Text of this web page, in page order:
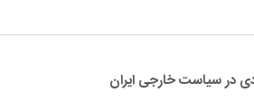
در سیاست خارجی ایران